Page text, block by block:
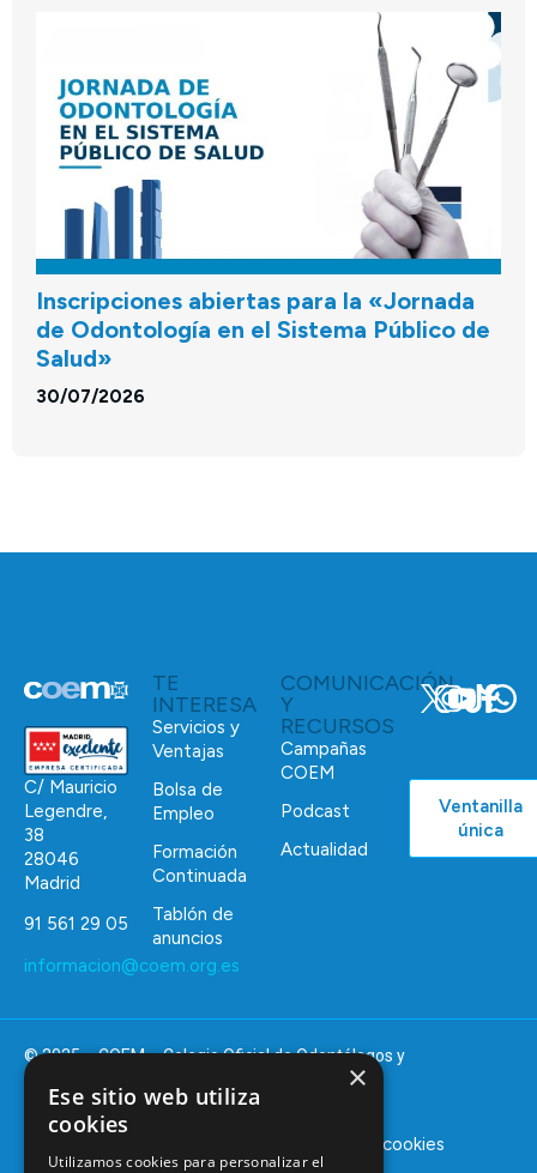
Inscripciones abiertas para la «Jornada
de Odontología en el Sistema Público de
Salud»
30/07/2026
C/ Mauricio
Legendre,
38
28046
Madrid
91 561 29 05
informacion@coem.org.es
TE
INTERESA
Servicios y
Ventajas
Bolsa de
Empleo
Formación
Continuada
Tablón de
anuncios
COMUNICACIÓN
Y
RECURSOS
Campañas
COEM
Podcast
Actualidad
Ventanilla
única
© 2025 – COEM – Colegio Oficial de Odontólogos y
Estomatólogos de la I región
Política de cookies
×
Ese sitio web utiliza
cookies
Utilizamos cookies para personalizar el